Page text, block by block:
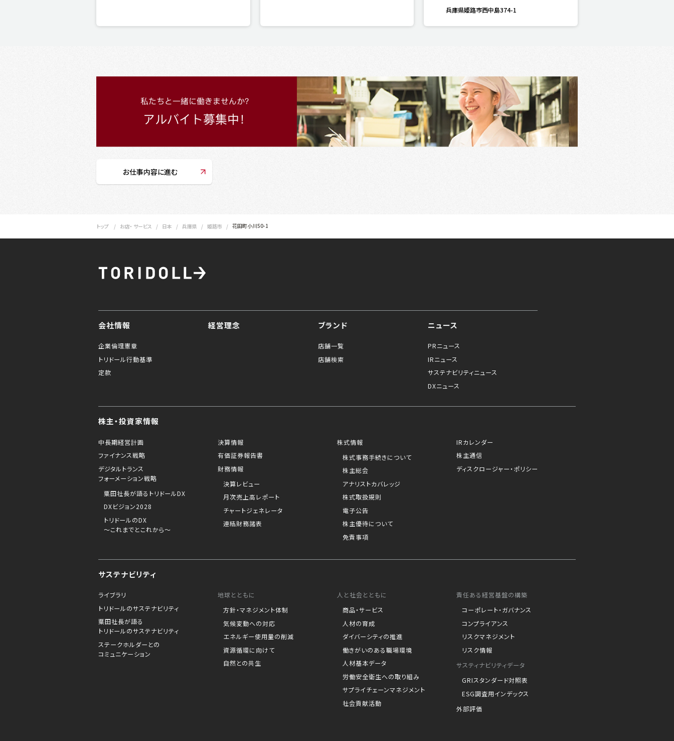
兵庫県姫路市西中島374-1
お仕事内容に進む
トップ お店・ サービス 日本 兵庫県 姫路市 花田町小川50-1
会社情報
企業倫理憲章
トリドール行動基準
定款
経営理念 ブランド
店舗一覧
店舗検索
ニュース
PRニュース
IRニュース
サステナビリティニュース
DXニュース
株主・投資家情報
中長期経営計画
ファイナンス戦略
デジタルトランス
フォーメーション戦略
粟田社長が語るトリドールDX
DXビジョン2028
トリドールのDX
～これまでとこれから～
決算情報
有価証券報告書
財務情報
決算レビュー
月次売上高レポート
チャートジェネレータ
連結財務諸表
株式情報
株式事務手続きについて
株主総会
アナリストカバレッジ
株式取扱規則
電子公告
株主優待について
免責事項
IRカレンダー
株主通信
ディスクロージャー・ポリシー
サステナビリティ
ライブラリ
トリドールのサステナビリティ
粟田社長が語る
トリドールのサステナビリティ
ステークホルダーとの
コミュニケーション
地球とともに
方針・マネジメント体制
気候変動への対応
エネルギー使用量の削減
資源循環に向けて
自然との共生
人と社会とともに
商品・サービス
人材の育成
ダイバーシティの推進
働きがいのある職場環境
人材基本データ
労働安全衛生への取り組み
サプライチェーンマネジメント
社会貢献活動
責任ある経営基盤の構築
コーポレート・ガバナンス
コンプライアンス
リスクマネジメント
リスク情報
サスティナビリティデータ
GRIスタンダード対照表
ESG調査用インデックス
外部評価